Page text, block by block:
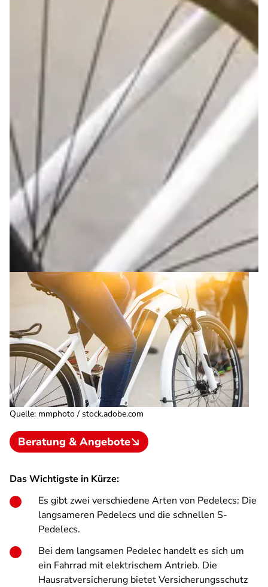
Quelle: mmphoto / stock.adobe.com
Beratung & Angebote
Das Wichtigste in Kürze:
Es gibt zwei verschiedene Arten von Pedelecs: Die
langsameren Pedelecs und die schnellen S-
Pedelecs.
Bei dem langsamen Pedelec handelt es sich um
ein Fahrrad mit elektrischem Antrieb. Die
Hausratversicherung bietet Versicherungsschutz